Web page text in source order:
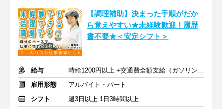
【調理補助】決まった手順がだか
ら覚えやすい★未経験歓迎！履歴
書不要★＜安定シフト＞
給与
時給1200円以上 +交通費全額支給（ガソリン代も支給）
雇用形態
アルバイト・パート
シフト
週3日以上 1日3時間以上